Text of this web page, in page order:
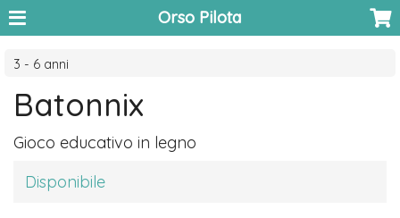
Orso Pilota
3 - 6 anni
Batonnix
Gioco educativo in legno
Disponibile